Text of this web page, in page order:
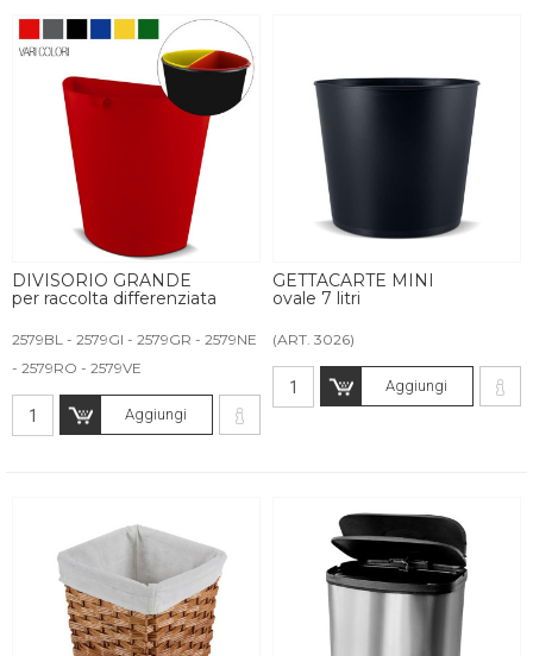
DIVISORIO GRANDE
per raccolta differenziata
2579BL - 2579GI - 2579GR - 2579NE
- 2579RO - 2579VE
Aggiungi
GETTACARTE MINI
ovale 7 litri
(ART. 3026)
Aggiungi